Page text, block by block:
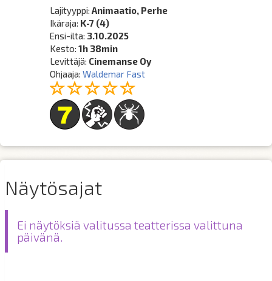
Lajityyppi:Animaatio, Perhe
Ikäraja: K-7 (4)
Ensi-ilta: 3.10.2025
Kesto:1h 38min
Levittäjä: Cinemanse Oy
Ohjaaja:Waldemar Fast
Näytösajat
Ei näytöksiä valitussa teatterissa valittuna
päivänä.